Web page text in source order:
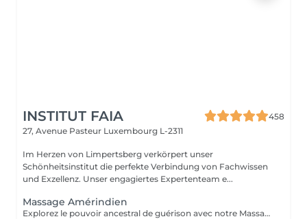
INSTITUT FAIA
458
27, Avenue Pasteur Luxembourg L-2311
Im Herzen von Limpertsberg verkörpert unser
Schönheitsinstitut die perfekte Verbindung von Fachwissen
und Exzellenz. Unser engagiertes Expertenteam e...
Massage Amérindien
Explorez le pouvoir ancestral de guérison avec notre Massage Amérindien aux Pierres Chaudes. Plongez dans une expérience où la sagesse des traditions amérindiennes se marie à la chaleur bienfaisante des pierres. Les pierres chaudes, soigneusement positionnées le long de votre corps, libèrent une énergie apaisante qui soulage les tensions musculaires et stimule la circulation. Les mouvements rituels et les propriétés énergisantes des pierres créent une harmonie unique entre le physique et le spirituel. Laissez-vous emporter par la chaleur réconfortante et les bienfaits revitalisants de notre Massage Amérindien avec des pierres chaudes.